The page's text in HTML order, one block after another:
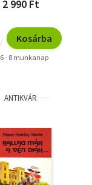
2 990 Ft
Kosárba
6 - 8 munkanap
ANTIKVÁR